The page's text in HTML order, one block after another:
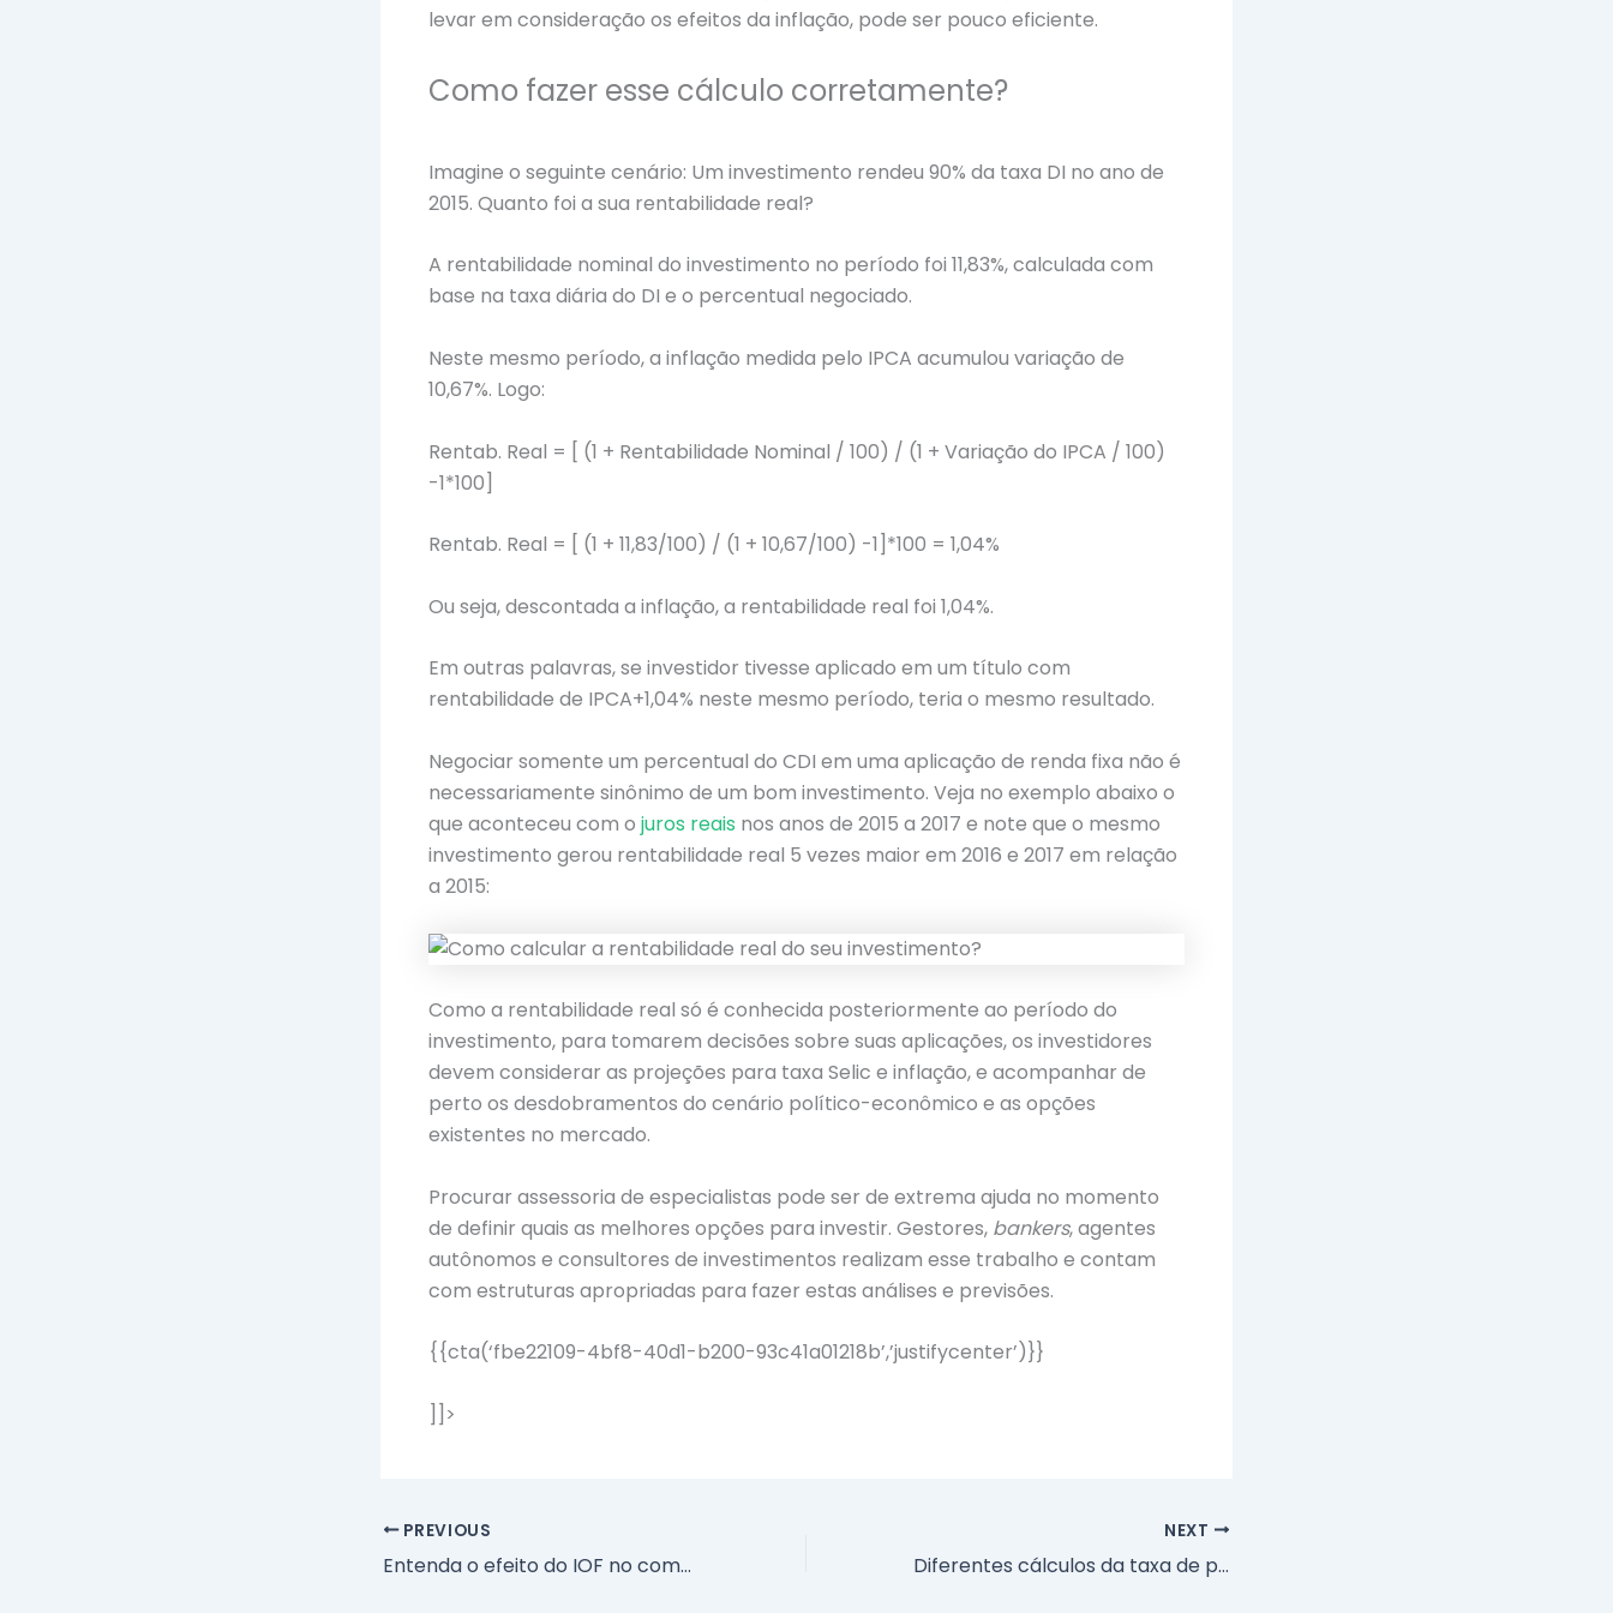
levar em consideração os efeitos da inflação, pode ser pouco eficiente.
Como fazer esse cálculo corretamente?
Imagine o seguinte cenário: Um investimento rendeu 90% da taxa DI no ano de
2015. Quanto foi a sua rentabilidade real?
A rentabilidade nominal do investimento no período foi 11,83%, calculada com
base na taxa diária do DI e o percentual negociado.
Neste mesmo período, a inflação medida pelo IPCA acumulou variação de
10,67%. Logo:
Rentab. Real = [ (1 + Rentabilidade Nominal / 100) / (1 + Variação do IPCA / 100)
-1*100]
Rentab. Real = [ (1 + 11,83/100) / (1 + 10,67/100) -1]*100 = 1,04%
Ou seja, descontada a inflação, a rentabilidade real foi 1,04%.
Em outras palavras, se investidor tivesse aplicado em um título com
rentabilidade de IPCA+1,04% neste mesmo período, teria o mesmo resultado.
Negociar somente um percentual do CDI em uma aplicação de renda fixa não é
necessariamente sinônimo de um bom investimento. Veja no exemplo abaixo o
que aconteceu com o juros reais nos anos de 2015 a 2017 e note que o mesmo
investimento gerou rentabilidade real 5 vezes maior em 2016 e 2017 em relação
a 2015:
Como a rentabilidade real só é conhecida posteriormente ao período do
investimento, para tomarem decisões sobre suas aplicações, os investidores
devem considerar as projeções para taxa Selic e inflação, e acompanhar de
perto os desdobramentos do cenário político-econômico e as opções
existentes no mercado.
Procurar assessoria de especialistas pode ser de extrema ajuda no momento
de definir quais as melhores opções para investir. Gestores, bankers, agentes
autônomos e consultores de investimentos realizam esse trabalho e contam
com estruturas apropriadas para fazer estas análises e previsões.
{{cta(‘fbe22109-4bf8-40d1-b200-93c41a01218b’,’justifycenter’)}}
]]>
PREVIOUS
Entenda o efeito do IOF no come-cotas
NEXT
Diferentes cálculos da taxa de performance dos fundos